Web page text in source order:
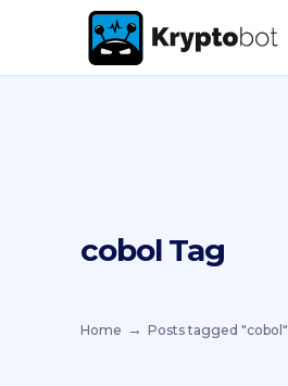
cobol Tag
Home Posts tagged "cobol"